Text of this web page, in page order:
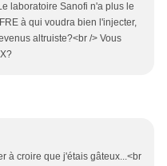
laboratoire Sanofi n'a plus le
à qui voudra bien l'injecter,
altruiste?<br /> Vous
à croire que j'étais gâteux...<br